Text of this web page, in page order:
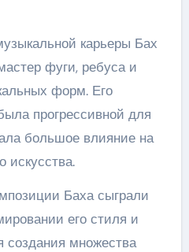
карьеры Бах
фуги, ребуса и
форм. Его
прогрессивной для
большое влияние на
искусства.
Баха сыграли
его стиля и
создания множества